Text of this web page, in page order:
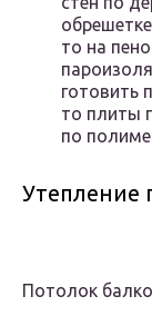
то на
готовить
то плиты
по
Утепление
Потолок